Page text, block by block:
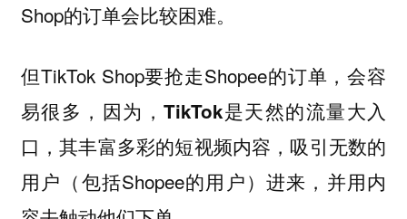
Shop的订单会比较困难。
但TikTok Shop要抢走Shopee的订单，会容
易很多，因为，TikTok是天然的流量大入
口 ，其丰富多彩的短视频内容，吸引无数的
用户（包括Shopee的用户）进来，并用内